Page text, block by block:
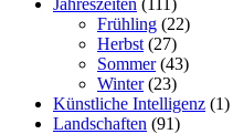
Jahreszeiten (111)
Frühling (22)
Herbst(27)
Sommer(43)
Winter(23)
Künstliche Intelligenz (1)
Landschaften (91)